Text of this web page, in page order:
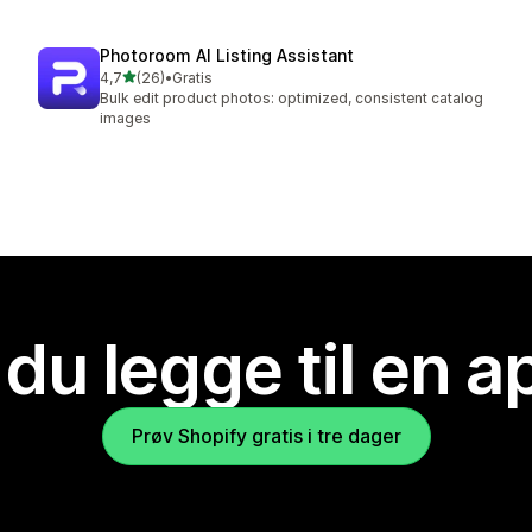
Photoroom AI Listing Assistant
4,7av 5 stjerner
(26)
Totalt 26 omtaler
•Gratis
Bulk edit product photos: optimized, consistent catalog
images
legge til en
Prøv Shopify gratis i tre dager